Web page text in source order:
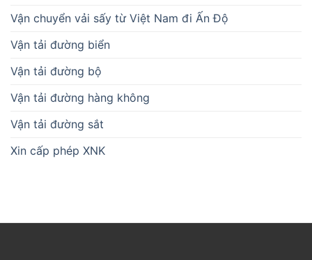
Vận chuyển vải sấy từ Việt Nam đi Ấn Độ
Vận tải đường biển
Vận tải đường bộ
Vận tải đường hàng không
Vận tải đường sắt
Xin cấp phép XNK